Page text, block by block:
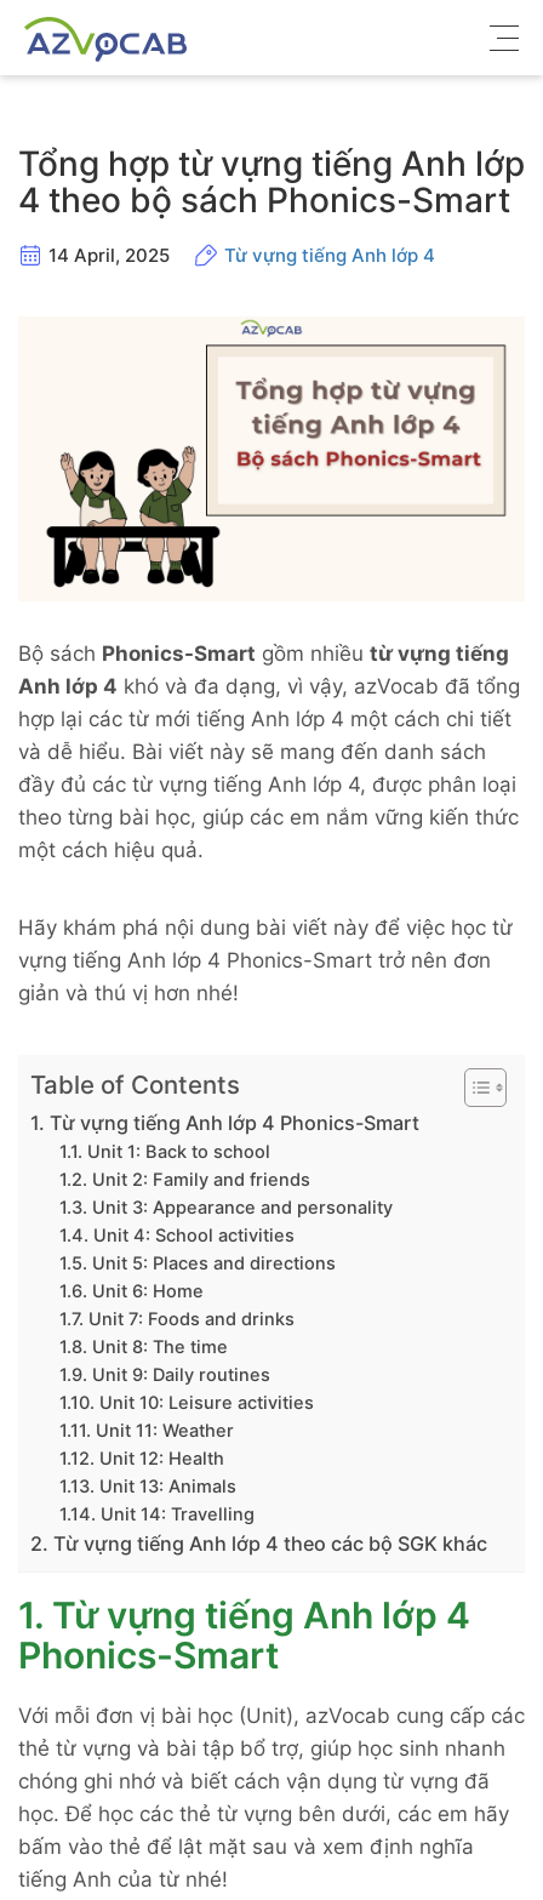
Từ vựng ôn thi
Tổng hợp từ vựng tiếng Anh lớp
4 theo bộ sách Phonics-Smart
14 April, 2025 Từ vựng tiếng Anh lớp 4
Bộ sách Phonics-Smart gồm nhiều từ vựng tiếng
Anh lớp 4 khó và đa dạng, vì vậy, azVocab đã tổng
hợp lại các từ mới tiếng Anh lớp 4 một cách chi tiết
và dễ hiểu. Bài viết này sẽ mang đến danh sách
đầy đủ các từ vựng tiếng Anh lớp 4, được phân loại
theo từng bài học, giúp các em nắm vững kiến thức
một cách hiệu quả.
Hãy khám phá nội dung bài viết này để việc học từ
vựng tiếng Anh lớp 4 Phonics-Smart trở nên đơn
giản và thú vị hơn nhé!
Table of Contents
1. Từ vựng tiếng Anh lớp 4 Phonics-Smart
1.1. Unit 1: Back to school
1.2. Unit 2: Family and friends
1.3. Unit 3: Appearance and personality
1.4. Unit 4: School activities
1.5. Unit 5: Places and directions
1.6. Unit 6: Home
1.7. Unit 7: Foods and drinks
1.8. Unit 8: The time
1.9. Unit 9: Daily routines
1.10. Unit 10: Leisure activities
1.11. Unit 11: Weather
1.12. Unit 12: Health
1.13. Unit 13: Animals
1.14. Unit 14: Travelling
2. Từ vựng tiếng Anh lớp 4 theo các bộ SGK khác
1. Từ vựng tiếng Anh lớp 4
Phonics-Smart
Với mỗi đơn vị bài học (Unit), azVocab cung cấp các
thẻ từ vựng và bài tập bổ trợ, giúp học sinh nhanh
chóng ghi nhớ và biết cách vận dụng từ vựng đã
học. Để học các thẻ từ vựng bên dưới, các em hãy
bấm vào thẻ để lật mặt sau và xem định nghĩa
tiếng Anh của từ nhé!